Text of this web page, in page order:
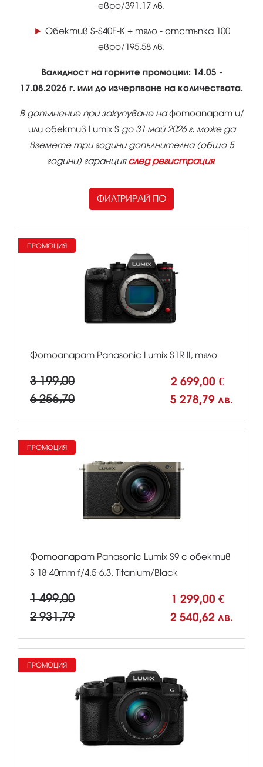
евро/391.17 лв.
► Обектив S-S40E-K + тяло - отстъпка 100
евро/195.58 лв.
Валидност на горните промоции: 14.05 -
17.08.2026 г. или до изчерпване на количествата.
В допълнение при закупуване нафотоапарат и/
или обектив Lumix S до 31 май 2026 г. може да
вземете три години допълнителна (общо 5
години) гаранцияслед регистрация.
ФИЛТРИРАЙ ПО
Фотоапарат Panasonic Lumix S1R II, тяло
3 199,00 2 699,00 €
6 256,70 5 278,79 лв.
ПРОМОЦИЯ
Фотоапарат Panasonic Lumix S9 с обектив
S 18-40mm f/4.5-6.3, Titanium/Black
1 499,00 1 299,00 €
2 931,79 2 540,62 лв.
ПРОМОЦИЯ
ПРОМОЦИЯ